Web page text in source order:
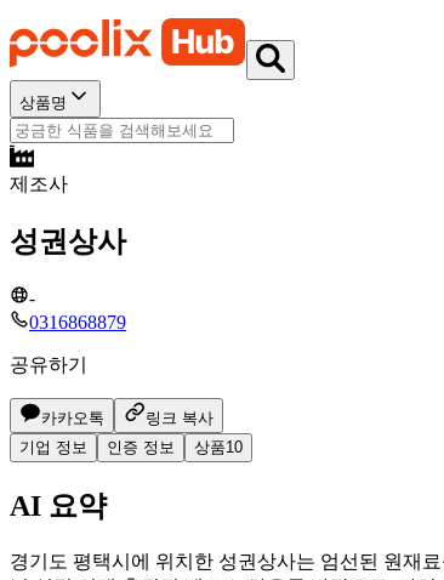
상품명
제조사
성권상사
-
0316868879
공유하기
카카오톡
링크 복사
기업 정보
인증 정보 상품10
AI 요약
경기도 평택시에 위치한 성권상사는 엄선된 원재